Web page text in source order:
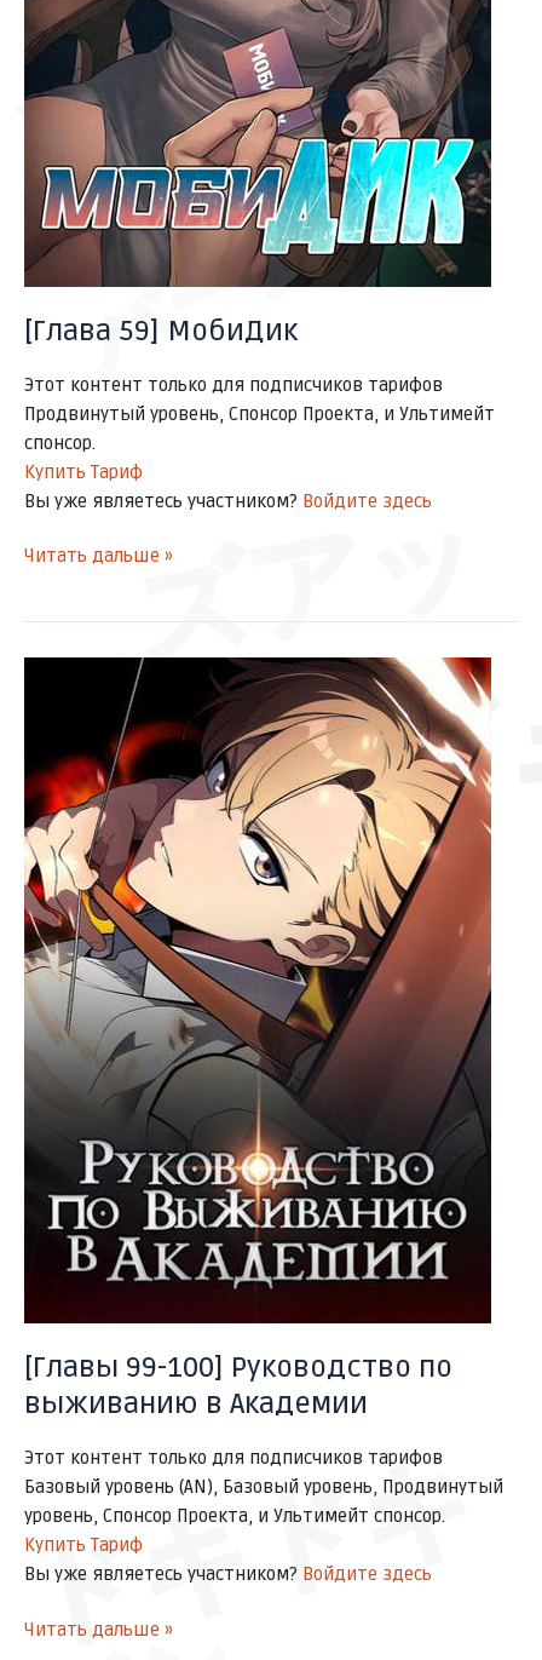
バーン
ドキ
サッ
ズアッ
ズアッ
バーン
ドキドキ
[Глава 59] МобиДик
Этот контент только для подписчиков тарифов
Продвинутый уровень, Спонсор Проекта, и Ультимейт
спонсор.
Купить Тариф
Вы уже являетесь участником? Войдите здесь
Читать дальше »
[Главы 99-100] Руководство по
выживанию в Академии
Этот контент только для подписчиков тарифов
Базовый уровень (AN), Базовый уровень, Продвинутый
уровень, Спонсор Проекта, и Ультимейт спонсор.
Купить Тариф
Вы уже являетесь участником? Войдите здесь
Руководство
выживанию
в
Академии
Читать дальше »